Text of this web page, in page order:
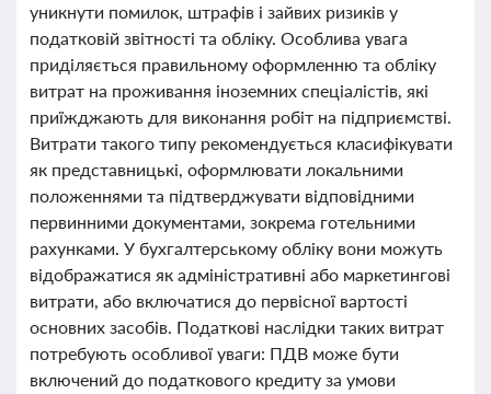
уникнути помилок, штрафів і зайвих ризиків у
податковій звітності та обліку. Особлива увага
приділяється правильному оформленню та обліку
витрат на проживання іноземних спеціалістів, які
приїжджають для виконання робіт на підприємстві.
Витрати такого типу рекомендується класифікувати
як представницькі, оформлювати локальними
положеннями та підтверджувати відповідними
первинними документами, зокрема готельними
рахунками. У бухгалтерському обліку вони можуть
відображатися як адміністративні або маркетингові
витрати, або включатися до первісної вартості
основних засобів. Податкові наслідки таких витрат
потребують особливої уваги: ПДВ може бути
включений до податкового кредиту за умови